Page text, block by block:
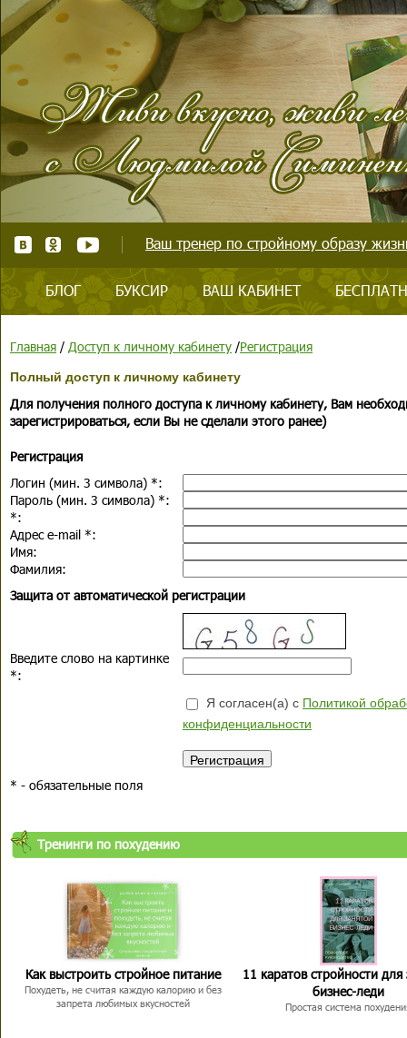
Ваш тренер по стройному образу
БЛОГ БУКСИР ВАШ КАБИНЕТ
Главная / Доступ к личному кабинету /Регистрация
Полный доступ к личному кабинету
Для получения полного доступа к личному кабинету, Вам
зарегистрироваться, если Вы не сделали этого ранее)
Регистрация
Логин (мин. 3 символа) *:
Пароль (мин. 3 символа) *:
*:
Адрес e-mail *:
Имя:
Фамилия:
Защита от автоматической регистрации
Введите слово на картинке
*:
Я согласен(а) с Политикой
конфиденциальности
* - обязательные поля
Тренинги по похудению
Как выстроить стройное питание
Похудеть, не считая каждую калорию и без
запрета любимых вкусностей
11 каратов стройности для
бизнес-леди
Простая система